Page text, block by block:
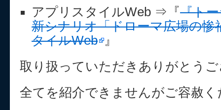
アプリスタイルWeb ⇒『『ト
新シナリオ「ドローマ広場の惨
タイルWeb
』
取り扱っていただきありがとう
全てを紹介できませんがご容赦く